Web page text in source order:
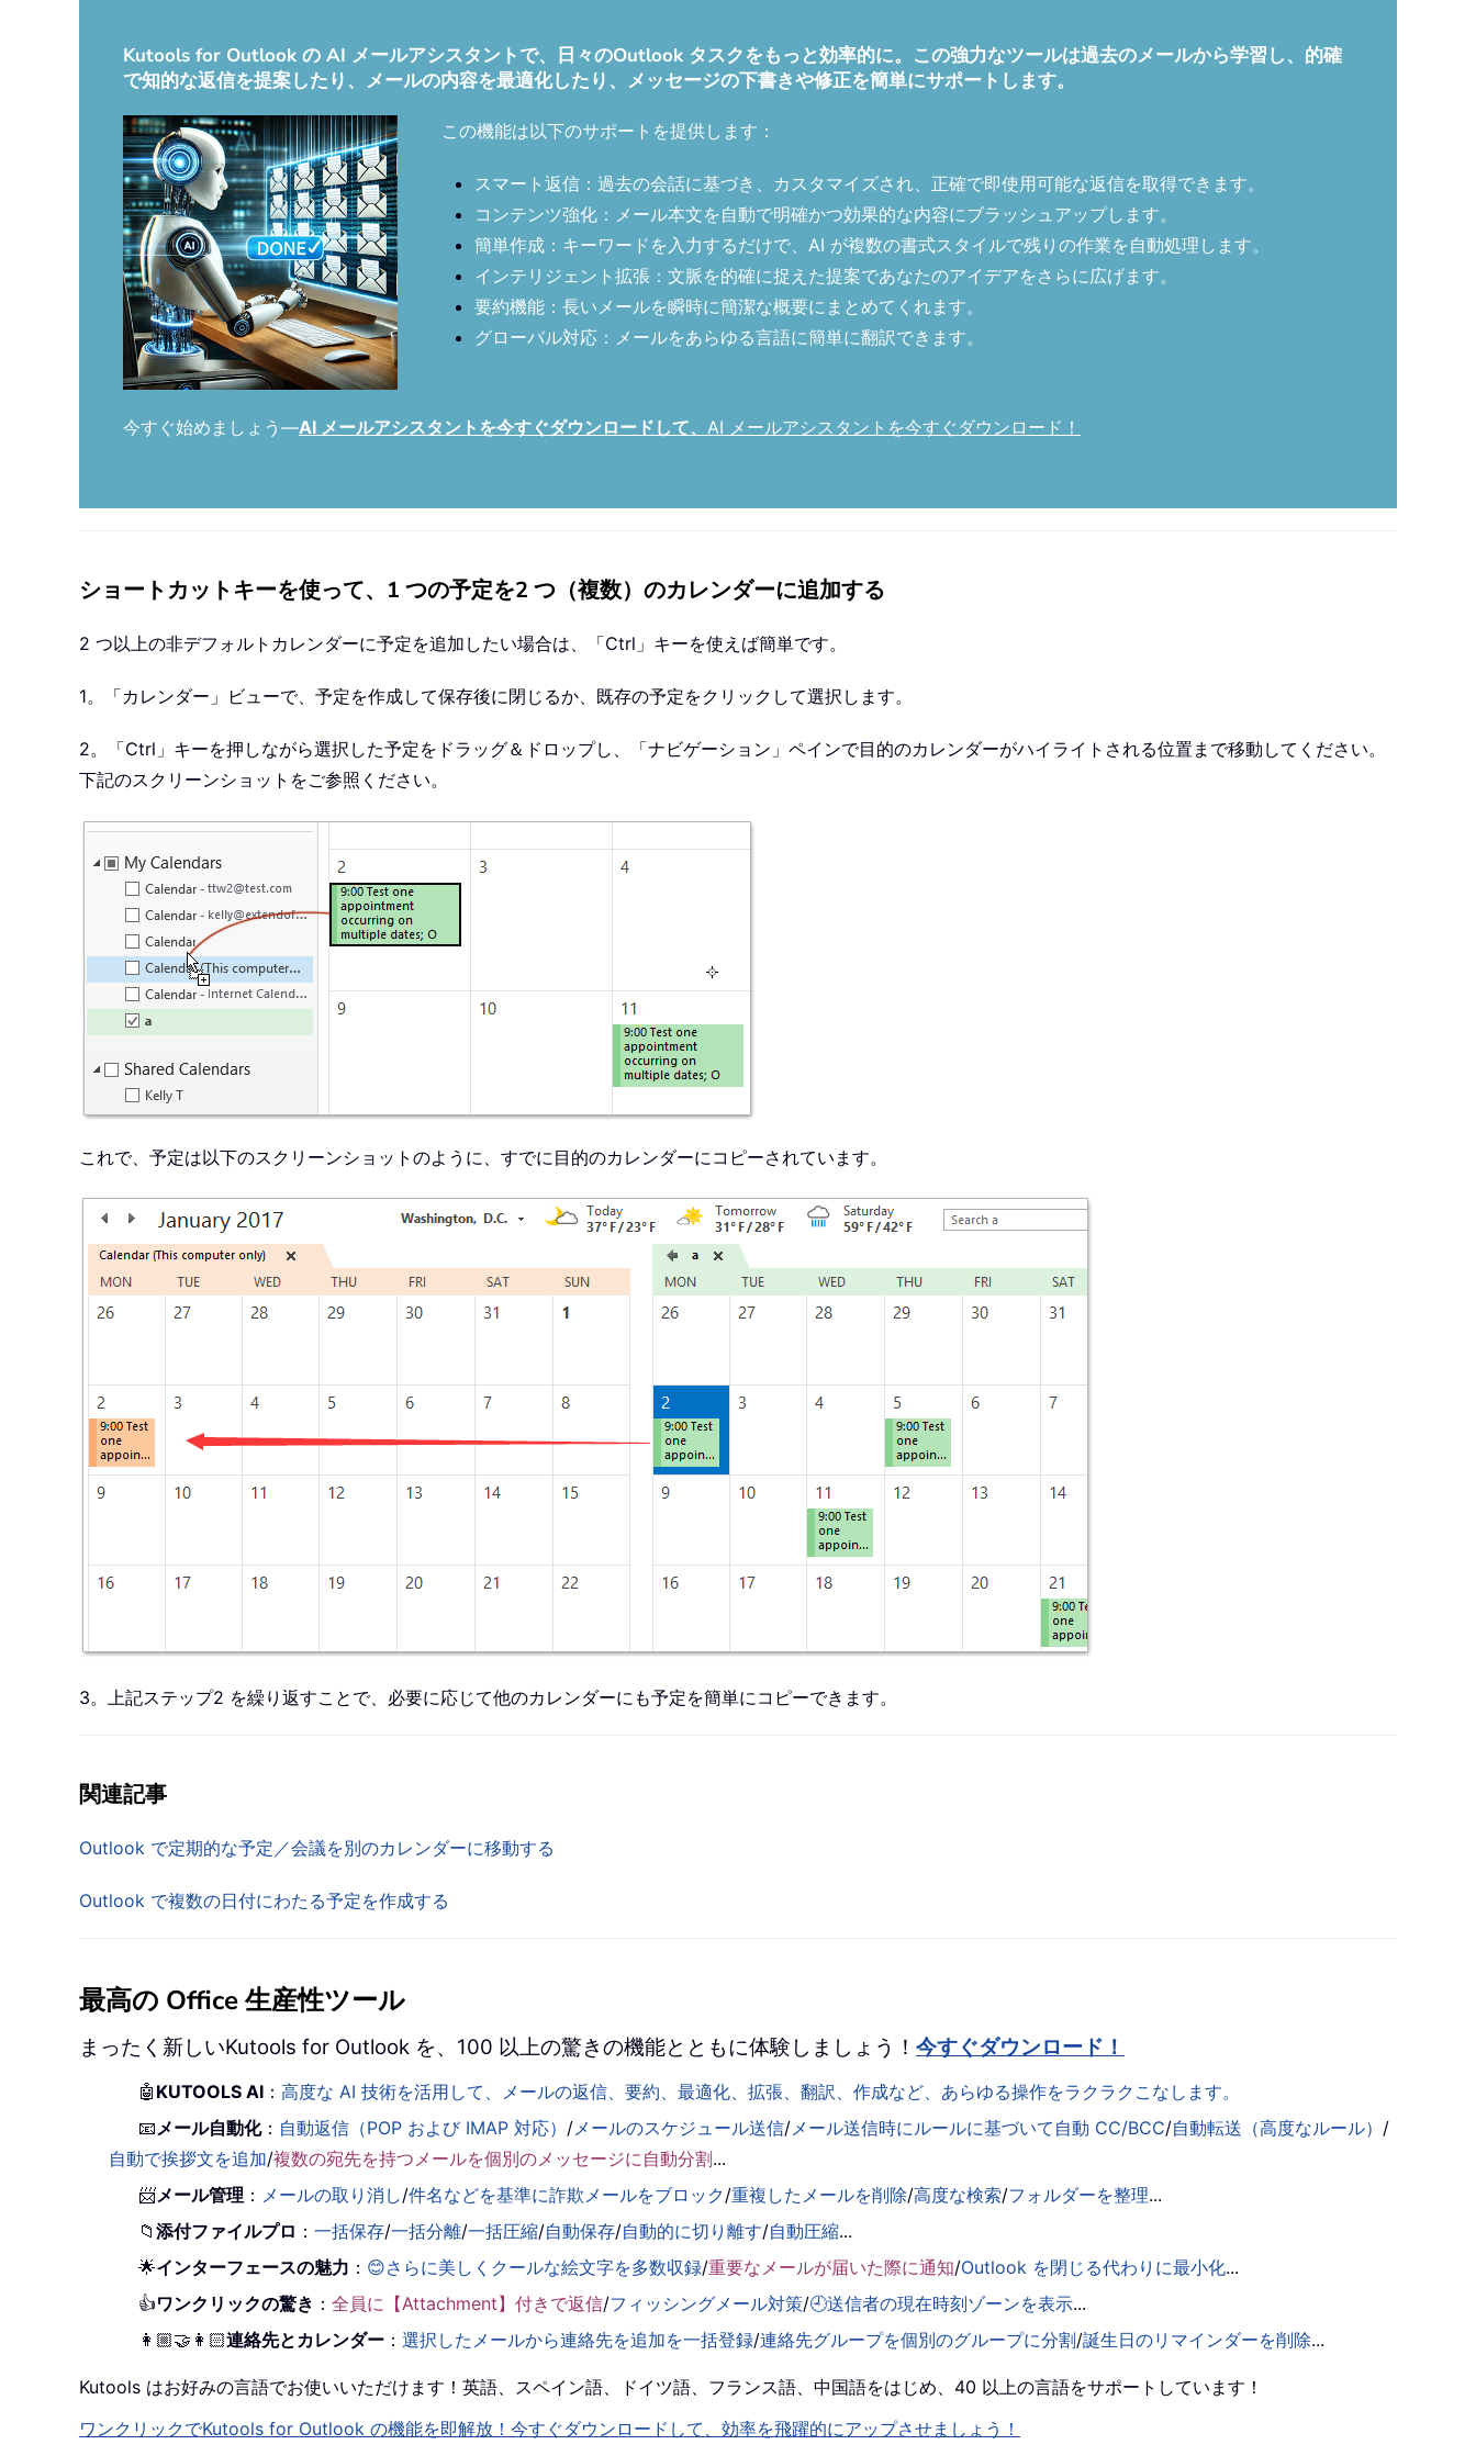
Kutools for Outlook の AI メールアシスタントで、日々のOutlook タスクをもっと効率的に。この強力なツールは過去のメールから学習し、的確
で知的な返信を提案したり、メールの内容を最適化したり、メッセージの下書きや修正を簡単にサポートします。
この機能は以下のサポートを提供します：
スマート返信：過去の会話に基づき、カスタマイズされ、正確で即使用可能な返信を取得できます。
コンテンツ強化：メール本文を自動で明確かつ効果的な内容にブラッシュアップします。
簡単作成：キーワードを入力するだけで、AI が複数の書式スタイルで残りの作業を自動処理します。
インテリジェント拡張：文脈を的確に捉えた提案であなたのアイデアをさらに広げます。
要約機能：長いメールを瞬時に簡潔な概要にまとめてくれます。
グローバル対応：メールをあらゆる言語に簡単に翻訳できます。
今すぐ始めましょう—AI メールアシスタントを今すぐダウンロードして、 AI メールアシスタントを今すぐダウンロード！
ショートカットキーを使って、1 つの予定を2 つ（複数）のカレンダーに追加する
2 つ以上の非デフォルトカレンダーに予定を追加したい場合は、「Ctrl」キーを使えば簡単です。
1。「カレンダー」ビューで、予定を作成して保存後に閉じるか、既存の予定をクリックして選択します。
2。「Ctrl」キーを押しながら選択した予定をドラッグ＆ドロップし、「ナビゲーション」ペインで目的のカレンダーがハイライトされる位置まで移動してください。
下記のスクリーンショットをご参照ください。
これで、予定は以下のスクリーンショットのように、すでに目的のカレンダーにコピーされています。
3。上記ステップ2 を繰り返すことで、必要に応じて他のカレンダーにも予定を簡単にコピーできます。
関連記事
Outlook で定期的な予定／会議を別のカレンダーに移動する
Outlook で複数の日付にわたる予定を作成する
最高の Office 生産性ツール
まったく新しいKutools for Outlook を、100 以上の驚きの機能とともに体験しましょう！ 今すぐダウンロード！
🤖 KUTOOLS AI ：高度な AI 技術を活用して、メールの返信、要約、最適化、拡張、翻訳、作成など、あらゆる操作をラクラクこなします。
📧メール自動化： 自動返信（POP および IMAP 対応） /メールのスケジュール送信/メール送信時にルールに基づいて自動 CC/BCC/自動転送（高度なルール） /
自動で挨拶文を追加/複数の宛先を持つメールを個別のメッセージに自動分割...
📨メール管理 ： メールの取り消し/件名などを基準に詐欺メールをブロック/重複したメールを削除/高度な検索/フォルダーを整理...
📁添付ファイルプロ ：一括保存/一括分離/一括圧縮/自動保存/自動的に切り離す/自動圧縮...
🌟インターフェースの魅力 ： 😊さらに美しくクールな絵文字を多数収録/重要なメールが届いた際に通知/Outlook を閉じる代わりに最小化...
👍ワンクリックの驚き ：全員に【Attachment】付きで返信/フィッシングメール対策/🕘送信者の現在時刻ゾーンを表示...
👩🏼‍🤝‍👩🏻連絡先とカレンダー ：選択したメールから連絡先を追加を一括登録/連絡先グループを個別のグループに分割/誕生日のリマインダーを削除...
Kutools はお好みの言語でお使いいただけます！英語、スペイン語、ドイツ語、フランス語、中国語をはじめ、40 以上の言語をサポートしています！
ワンクリックでKutools for Outlook の機能を即解放！今すぐダウンロードして、効率を飛躍的にアップさせましょう！